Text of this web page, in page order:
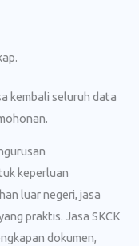
kembali seluruh data
keperluan
luar negeri, jasa
praktis. Jasa SKCK
dokumen,